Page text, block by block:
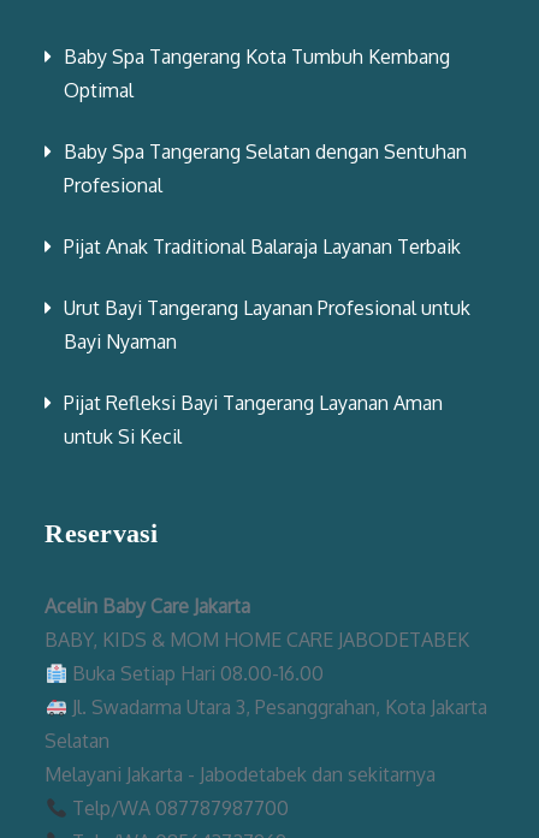
Baby Spa Tangerang Kota Tumbuh Kembang
Optimal
Baby Spa Tangerang Selatan dengan Sentuhan
Profesional
Pijat Anak Traditional Balaraja Layanan Terbaik
Urut Bayi Tangerang Layanan Profesional untuk
Bayi Nyaman
Pijat Refleksi Bayi Tangerang Layanan Aman
untuk Si Kecil
Reservasi
Acelin Baby Care Jakarta
BABY, KIDS & MOM HOME CARE JABODETABEK
Buka Setiap Hari 08.00-16.00
Jl. Swadarma Utara 3, Pesanggrahan, Kota Jakarta
Selatan
Melayani Jakarta - Jabodetabek dan sekitarnya
Telp/WA 087787987700